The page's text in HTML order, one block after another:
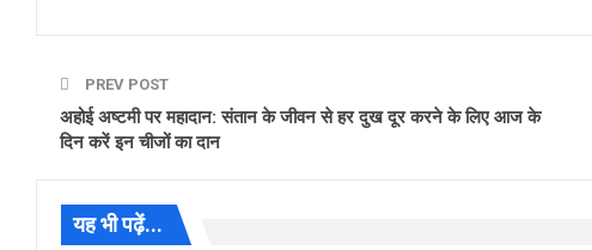
PREV POST
अहोई अष्टमी पर महादान: संतान के जीवन से हर दुख दूर करने के लिए आज के
दिन करें इन चीजों का दान
यह भी पढ़ें...